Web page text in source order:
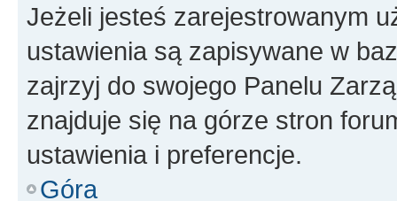
Jeżeli jesteś zarejestrowanym
ustawienia są zapisywane w
zajrzyj do swojego Panelu
znajduje się na górze stron
ustawienia i preferencje.
Góra